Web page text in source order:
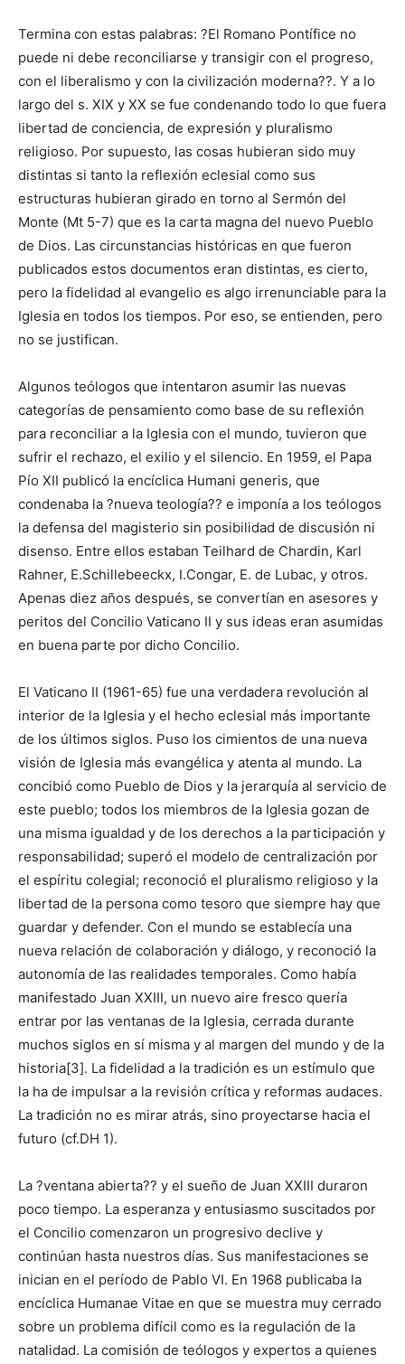
Termina con estas palabras: ?El Romano Pontífice no
puede ni debe reconciliarse y transigir con el progreso,
con el liberalismo y con la civilización moderna??. Y a lo
largo del s. XIX y XX se fue condenando todo lo que fuera
libertad de conciencia, de expresión y pluralismo
religioso. Por supuesto, las cosas hubieran sido muy
distintas si tanto la reflexión eclesial como sus
estructuras hubieran girado en torno al Sermón del
Monte (Mt 5-7) que es la carta magna del nuevo Pueblo
de Dios. Las circunstancias históricas en que fueron
publicados estos documentos eran distintas, es cierto,
pero la fidelidad al evangelio es algo irrenunciable para la
Iglesia en todos los tiempos. Por eso, se entienden, pero
no se justifican.
Algunos teólogos que intentaron asumir las nuevas
categorías de pensamiento como base de su reflexión
para reconciliar a la Iglesia con el mundo, tuvieron que
sufrir el rechazo, el exilio y el silencio. En 1959, el Papa
Pío XII publicó la encíclica Humani generis, que
condenaba la ?nueva teología?? e imponía a los teólogos
la defensa del magisterio sin posibilidad de discusión ni
disenso. Entre ellos estaban Teilhard de Chardin, Karl
Rahner, E.Schillebeeckx, I.Congar, E. de Lubac, y otros.
Apenas diez años después, se convertían en asesores y
peritos del Concilio Vaticano II y sus ideas eran asumidas
en buena parte por dicho Concilio.
El Vaticano II (1961-65) fue una verdadera revolución al
interior de la Iglesia y el hecho eclesial más importante
de los últimos siglos. Puso los cimientos de una nueva
visión de Iglesia más evan­gélica y atenta al mundo. La
concibió como Pueblo de Dios y la jerarquía al servicio de
este pueblo; todos los miembros de la Iglesia gozan de
una misma igualdad y de los derechos a la participación y
responsabilidad; superó el modelo de centralización por
el espíritu colegial; reconoció el pluralismo religioso y la
libertad de la persona como tesoro que siempre hay que
guardar y defender. Con el mundo se establecía una
nueva relación de colaboración y diálogo, y reconoció la
autonomía de las realidades temporales. Como había
manifestado Juan XXIII, un nuevo aire fresco quería
entrar por las ventanas de la Iglesia, cerrada durante
muchos siglos en sí misma y al margen del mundo y de la
historia[3]. La fidelidad a la tradición es un estímulo que
la ha de impulsar a la revisión crítica y reformas audaces.
La tradición no es mirar atrás, sino proyectarse hacia el
futuro (cf.DH 1).
La ?ventana abierta?? y el sueño de Juan XXIII duraron
poco tiempo. La esperanza y entusiasmo suscitados por
el Concilio comenzaron un progresivo declive y
continúan hasta nuestros días. Sus manifestaciones se
inician en el período de Pablo VI. En 1968 publicaba la
encíclica Humanae Vitae en que se muestra muy cerrado
sobre un problema difícil como es la regulación de la
natalidad. La comisión de teólogos y expertos a quienes